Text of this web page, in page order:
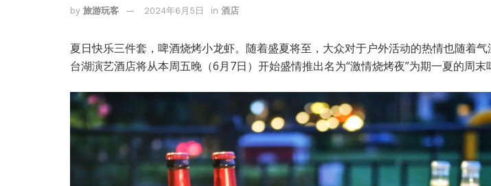
by 旅游玩客 2024年6月5日 in 酒店
夏日快乐三件套，啤酒烧烤小龙虾。随着盛夏将至，大众对于户外活动的热情也随着
台湖演艺酒店将从本周五晚（6月7日）开始盛情推出名为“激情烧烤夜”为期一夏的周末